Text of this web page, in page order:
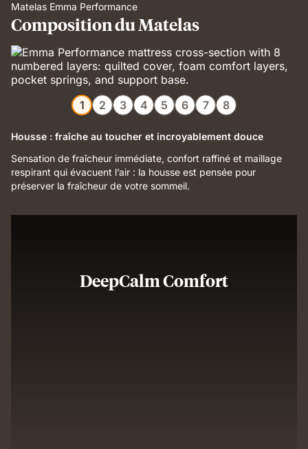
Matelas Emma Performance
Composition du Matelas
1 2 3 4 5 6 7 8
Housse : fraîche au toucher et incroyablement douce
Sensation de fraîcheur immédiate, confort raffiné et maillage
respirant qui évacuent l’air : la housse est pensée pour
préserver la fraîcheur de votre sommeil.
DeepCalm Comfort